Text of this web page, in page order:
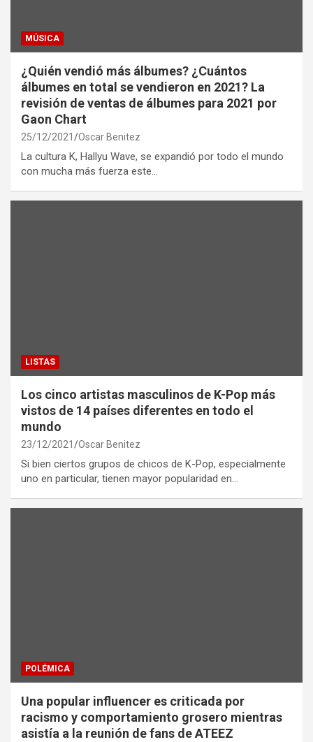
MÚSICA
¿Quién vendió más álbumes? ¿Cuántos
álbumes en total se vendieron en 2021? La
revisión de ventas de álbumes para 2021 por
Gaon Chart
25/12/2021 Oscar Benitez
La cultura K, Hallyu Wave, se expandió por todo el mundo
con mucha más fuerza este…
LISTAS
Los cinco artistas masculinos de K-Pop más
vistos de 14 países diferentes en todo el
mundo
23/12/2021 Oscar Benitez
Si bien ciertos grupos de chicos de K-Pop, especialmente
uno en particular, tienen mayor popularidad en…
POLÉMICA
Una popular influencer es criticada por
racismo y comportamiento grosero mientras
asistía a la reunión de fans de ATEEZ